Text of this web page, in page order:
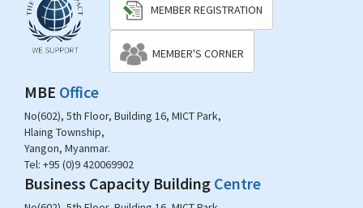
MEMBER REGISTRATION
MEMBER'S CORNER
MBE Office
No(602), 5th Floor, Building 16, MICT Park,
Hlaing Township,
Yangon, Myanmar.
Tel: +95 (0)9 420069902
Business Capacity Building Centre